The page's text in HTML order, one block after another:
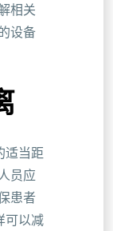
相关
设备
适当距
员应
患者
可以减